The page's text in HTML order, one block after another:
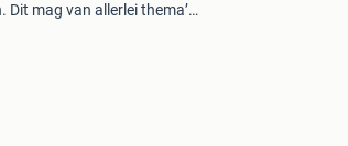
Dit mag van allerlei thema’s